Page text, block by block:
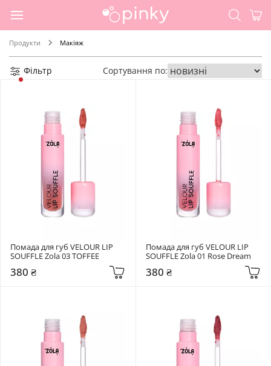
Продукти Макіяж
Фільтр Сортування по:
Помада для губ VELOUR LIP
SOUFFLE Zola 03 TOFFEE
380 ₴
Помада для губ VELOUR LIP
SOUFFLE Zola 01 Rose Dream
380 ₴